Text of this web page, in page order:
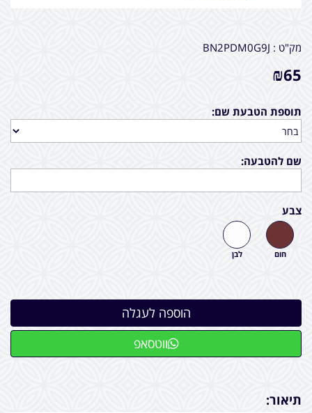
מק"ט : BN2PDM0G9J
₪65
תוספת הטבעת שם:
שם להטבעה:
צבע
חום לבן
ווטסאפ
תיאור: